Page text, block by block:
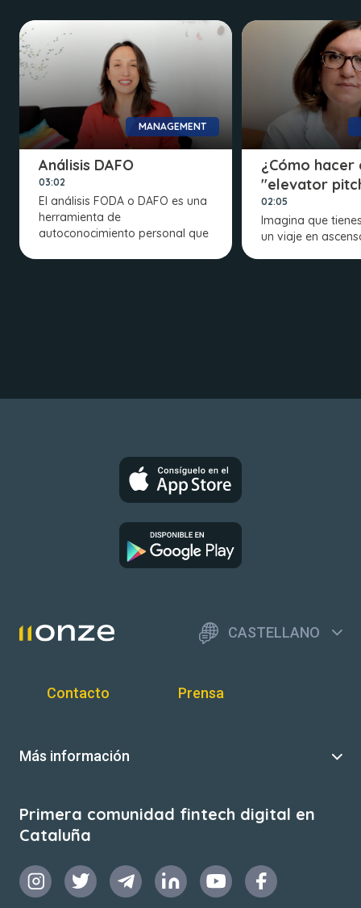
MANAGEMENT
Análisis DAFO
03:02
El análisis FODA o DAFO es una
herramienta de
autoconocimiento personal que
¿Cómo
"elevator
02:05
Imagina que
un viaje en
CASTELLANO
Contacto Prensa
Más información
Primera comunidad fintech digital en
Cataluña